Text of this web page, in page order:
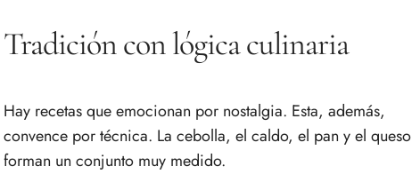
Tradición con lógica culinaria
Hay recetas que emocionan por nostalgia. Esta, además,
convence por técnica. La cebolla, el caldo, el pan y el queso
forman un conjunto muy medido.